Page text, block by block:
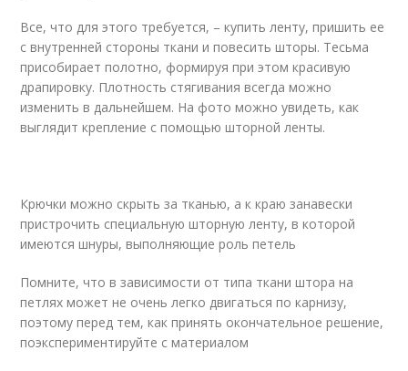
Все, что для этого требуется, – купить ленту, пришить ее
с внутренней стороны ткани и повесить шторы. Тесьма
присобирает полотно, формируя при этом красивую
драпировку. Плотность стягивания всегда можно
изменить в дальнейшем. На фото можно увидеть, как
выглядит крепление с помощью шторной ленты.
Крючки можно скрыть за тканью, а к краю занавески
пристрочить специальную шторную ленту, в которой
имеются шнуры, выполняющие роль петель
Помните, что в зависимости от типа ткани штора на
петлях может не очень легко двигаться по карнизу,
поэтому перед тем, как принять окончательное решение,
поэкспериментируйте с материалом